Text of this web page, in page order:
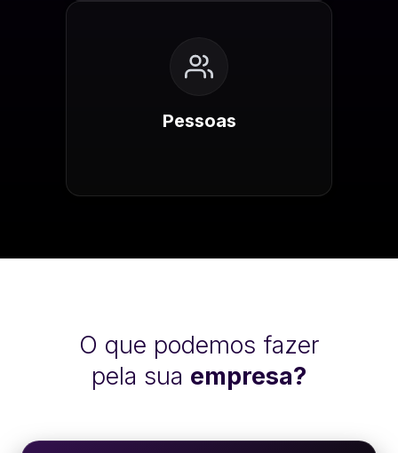
Pessoas
O que podemos fazer
pela sua empresa?